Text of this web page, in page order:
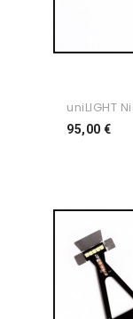
uniLIGHT
95,00 €